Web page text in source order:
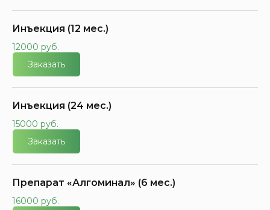
Инъекция (12 мес.)
12000 руб.
Заказать
Инъекция (24 мес.)
15000 руб.
Заказать
Препарат «Алгоминал» (6 мес.)
16000 руб.